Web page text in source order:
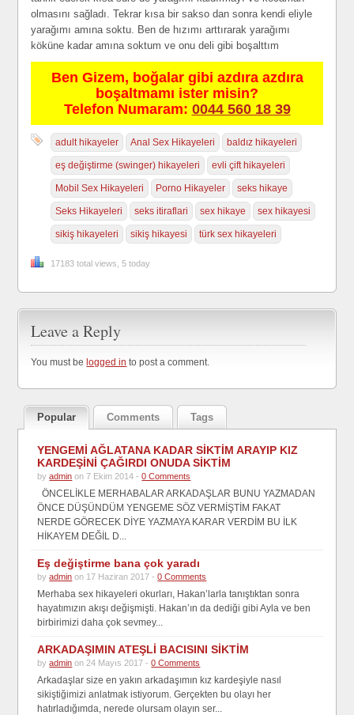
olmasını sağladı. Tekrar kısa bir sakso dan sonra kendi eliyle
yarağımı amına soktu. Ben de hızımı arttırarak yarağımı
köküne kadar amına soktum ve onu deli gibi boşalttım
Ben Gizem, boğalar gibi azdıra azdıra
boşaltmamı ister misin?
Telefon Numaram: 0044 560 18 39
adult hikayeler Anal Sex Hikayeleri baldız hikayeleri
eş değiştirme (swinger) hikayeleri evli çift hikayeleri
Mobil Sex Hikayeleri Porno Hikayeler seks hikaye
Seks Hikayeleri seks itiraflari sex hikaye sex hikayesi
sikiş hikayeleri sikiş hikayesi türk sex hikayeleri
17183 total views, 5 today
Leave a Reply
You must be logged in to post a comment.
Popular Comments Tags
YENGEMİ AĞLATANA KADAR SİKTİM ARAYIP KIZ
KARDEŞİNİ ÇAĞIRDI ONUDA SİKTİM
byadmin on 7 Ekim 2014 -0 Comments
ÖNCELİKLE MERHABALAR ARKADAŞLAR BUNU YAZMADAN
ÖNCE DÜŞÜNDÜM YENGEME SÖZ VERMİŞTİM FAKAT
NERDE GÖRECEK DİYE YAZMAYA KARAR VERDİM BU İLK
HİKAYEM DEĞİL D...
Eş değiştirme bana çok yaradı
byadmin on 17 Haziran 2017 -0 Comments
Merhaba sex hikayeleri okurları, Hakan’larla tanıştıktan sonra
hayatımızın akışı değişmişti. Hakan’ın da dediği gibi Ayla ve ben
birbirimizi daha çok sevmey...
ARKADAŞIMIN ATEŞLİ BACISINI SİKTİM
byadmin on 24 Mayıs 2017 -0 Comments
Arkadaşlar size en yakın arkadaşımın kız kardeşiyle nasıl
sikiştiğimizi anlatmak istiyorum. Gerçekten bu olayı her
hatırladığımda, nerede olursam olayın ser...